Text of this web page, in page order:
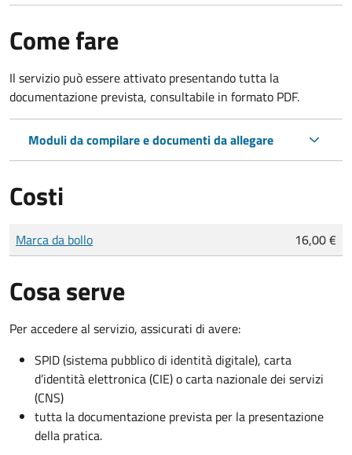
Come fare
Il servizio può essere attivato presentando tutta la
documentazione prevista, consultabile in formato PDF.
Moduli da compilare e documenti da allegare
Costi
Tipo di pagamento
Importo
Marca da bollo 16,00 €
Cosa serve
Per accedere al servizio, assicurati di avere:
SPID (sistema pubblico di identità digitale), carta
d’identità elettronica (CIE) o carta nazionale dei servizi
(CNS)
tutta la documentazione prevista per la presentazione
della pratica.